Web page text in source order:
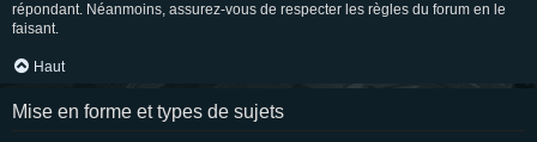
répondant. Néanmoins, assurez-vous de respecter les règles du forum en le
faisant.
Haut
Mise en forme et types de sujets